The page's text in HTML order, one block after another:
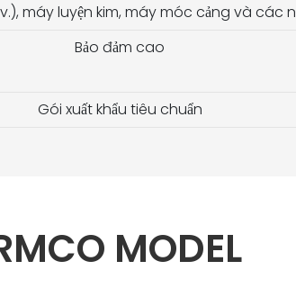
máy luyện kim, máy móc cảng và
Bảo đảm cao
Gói xuất khẩu tiêu chuẩn
MODEL